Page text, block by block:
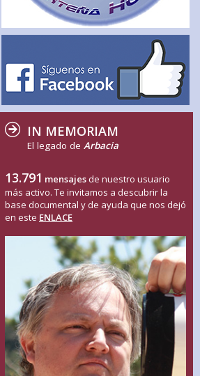
IN MEMORIAM
El legado de Arbacia
13.791 mensajes de nuestro usuario
más activo. Te invitamos a descubrir la
base documental y de ayuda que nos dejó
en este ENLACE